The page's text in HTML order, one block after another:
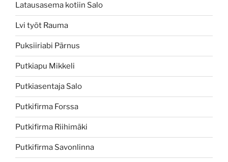
Latausasema kotiin Salo
Lvi työt Rauma
Puksiiriabi Pärnus
Putkiapu Mikkeli
Putkiasentaja Salo
Putkifirma Forssa
Putkifirma Riihimäki
Putkifirma Savonlinna